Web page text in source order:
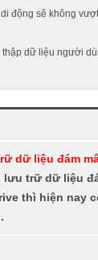
động sẽ không
dữ liệu người
dữ liệu đám
trữ dữ liệu
thì hiện nay